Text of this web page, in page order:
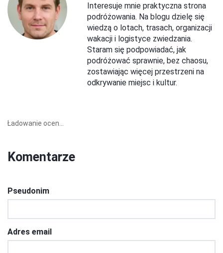
Interesuje mnie praktyczna strona
podróżowania. Na blogu dzielę się
wiedzą o lotach, trasach, organizacji
wakacji i logistyce zwiedzania.
Staram się podpowiadać, jak
podróżować sprawnie, bez chaosu,
zostawiając więcej przestrzeni na
odkrywanie miejsc i kultur.
Ładowanie ocen...
Komentarze
Pseudonim
Adres email